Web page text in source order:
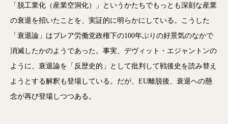
「脱工業化（産業空洞化）」というかたちでもっとも深刻な産業
の衰退を招いたことを、実証的に明らかにしている。こうした
「衰退論」はブレア労働党政権下の100年ぶりの好景気のなかで
消滅したかのようであった。事実、デヴィット・エジャントンの
ように、衰退論を「反歴史的」として批判して戦後史を読み替え
ようとする解釈も登場している。だが、EU離脱後、衰退への懸
念が再び登場しつつある。